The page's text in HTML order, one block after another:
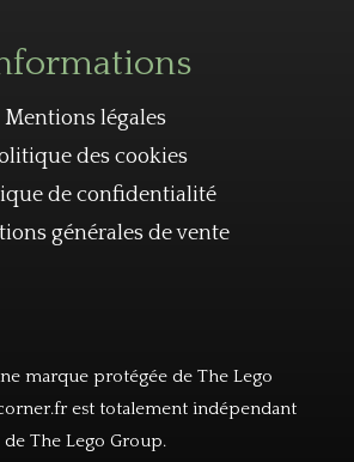
Mentions légales
des cookies
de confidentialité
générales de vente
marque protégée de The Lego
est totalement indépendant
de The Lego Group.